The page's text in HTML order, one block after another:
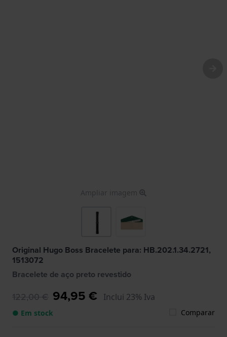
Ampliar imagem
Original Hugo Boss Bracelete para: HB.202.1.34.2721,
1513072
Bracelete de aço preto revestido
122,00 € 94,95 € Inclui 23% Iva
● Em stock Comparar